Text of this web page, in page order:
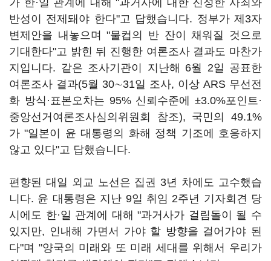
가 한·일 관계에 대해 "과거사에 대한 진정한 사죄와
반성이 전제돼야 한다"고 답했습니다. 정부가 제3자
변제안을 내놓으며 "물컵의 반 잔이 채워질 것으로
기대한다"고 밝힌 뒤 진행한 여론조사 결과도 마찬가
지입니다. 같은 조사기관이 지난해 6월 2일 공표한
여론조사 결과(5월 30∼31일 조사, 이상 ARS 무선전
화 방식·표본오차는 95% 신뢰수준에 ±3.0%포인트·
중앙선거여론조사심의위원회 참조), 국민의 49.1%
가 "일본이 윤 대통령의 화해 정책 기조에 호응하지
않고 있다"고 답했습니다.
편향된 대일 외교 노선은 집권 3년 차에도 고수했습
니다. 윤 대통령은 지난 9일 취임 2주년 기자회견 당
시에도 한·일 관계에 대해 "과거사가 걸림돌이 될 수
있지만, 인내해 가면서 가야 할 방향을 걸어가야 된
다"며 "양국의 미래와 또 미래 세대를 위해서 우리가